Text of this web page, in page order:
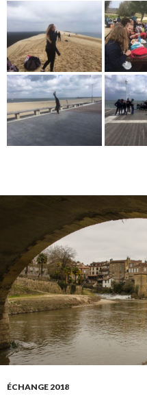
ÉCHANGE 2018